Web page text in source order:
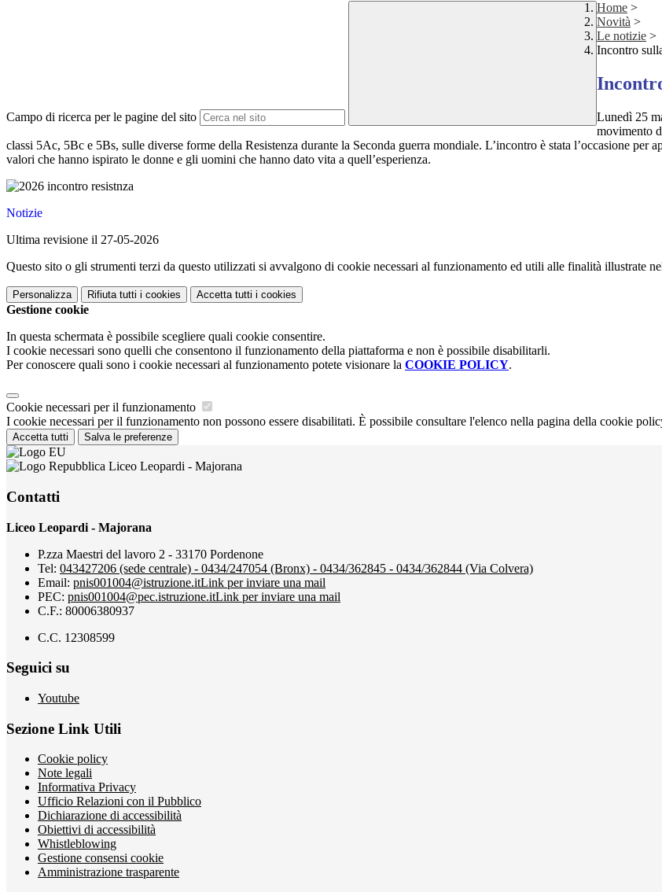
Campo di ricerca per le pagine del sito
Home >
Novità >
Le notizie >
Incontro
Lunedì 25
movimento
classi 5Ac, 5Bc e 5Bs, sulle diverse forme della Resistenza durante la Seconda guerra mondiale. L’incontro è stata l’occasione per
valori che hanno ispirato le donne e gli uomini che hanno dato vita a quell’esperienza.
Notizie
Ultima revisione il 27-05-2026
Questo sito o gli strumenti terzi da questo utilizzati si avvalgono di cookie necessari al funzionamento ed utili alle finalità illustrate
Personalizza Rifiuta tutti i cookies Accetta tutti i cookies
Gestione cookie
In questa schermata è possibile scegliere quali cookie consentire.
I cookie necessari sono quelli che consentono il funzionamento della piattaforma e non è possibile disabilitarli.
Per conoscere quali sono i cookie necessari al funzionamento potete visionare la COOKIE POLICY.
Cookie necessari per il funzionamento
I cookie necessari per il funzionamento non possono essere disabilitati. È possibile consultare l'elenco nella pagina della cookie
Accetta tutti Salva le preferenze
Liceo Leopardi - Majorana
Contatti
Liceo Leopardi - Majorana
P.zza Maestri del lavoro 2 - 33170 Pordenone
Tel: 043427206 (sede centrale) - 0434/247054 (Bronx) - 0434/362845 - 0434/362844 (Via Colvera)
Email: pnis001004@istruzione.itLink per inviare una mail
PEC: pnis001004@pec.istruzione.itLink per inviare una mail
C.F.: 80006380937
C.C. 12308599
Seguici su
Youtube
Sezione Link Utili
Cookie policy
Note legali
Informativa Privacy
Ufficio Relazioni con il Pubblico
Dichiarazione di accessibilità
Obiettivi di accessibilità
Whistleblowing
Gestione consensi cookie
Amministrazione trasparente